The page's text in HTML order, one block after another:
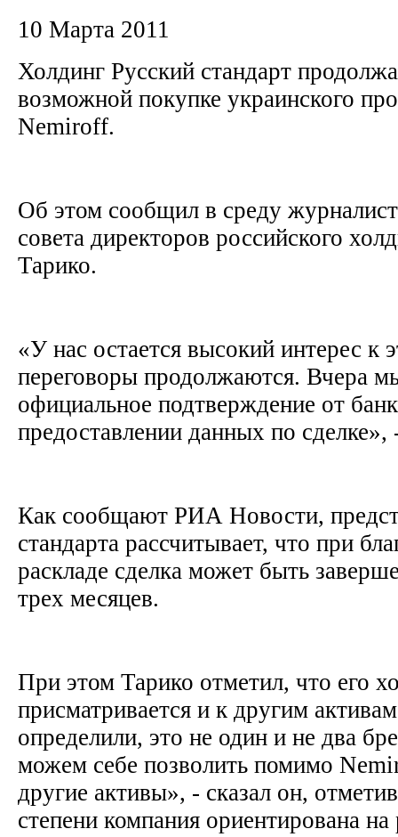
10 Марта 2011
Холдинг Русский стандарт
возможной покупке украинского
Nemiroff.
Об этом сообщил в среду
совета директоров российского
Тарико.
«У нас остается высокий интерес к
переговоры продолжаются. Вчера
официальное подтверждение от
предоставлении данных по
Как сообщают РИА Новости,
стандарта рассчитывает, что при
раскладе сделка может быть
трех месяцев.
При этом Тарико отметил, что его
присматривается и к другим
определили, это не один и не два
можем себе позволить помимо
другие активы», - сказал он,
степени компания ориентирована